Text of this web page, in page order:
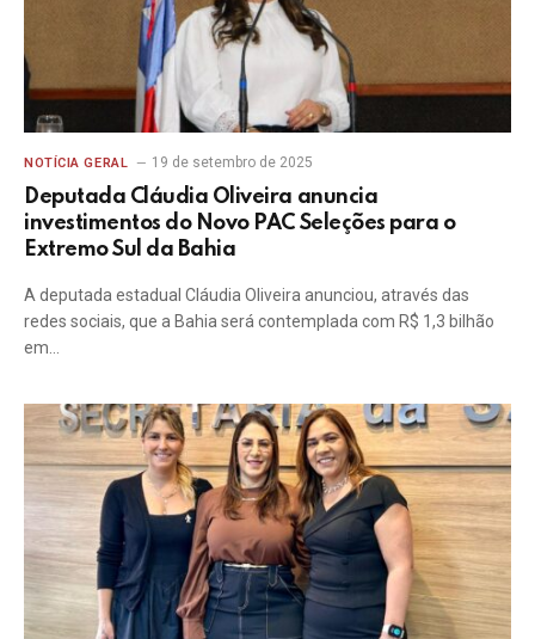
NOTÍCIA GERAL 19 de setembro de 2025
Deputada Cláudia Oliveira anuncia
investimentos do Novo PAC Seleções para o
Extremo Sul da Bahia
A deputada estadual Cláudia Oliveira anunciou, através das
redes sociais, que a Bahia será contemplada com R$ 1,3 bilhão
em…